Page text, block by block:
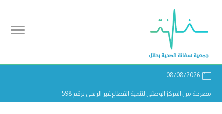
08/08/2026
مصرحة من المركز الوطني لتنمية القطاع غير الربحي برقم 598